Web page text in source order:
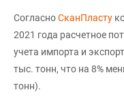
СогласноСканПласту
2021 года расчетное
учета импорта и
тыс. тонн, что на 8%
тонн).